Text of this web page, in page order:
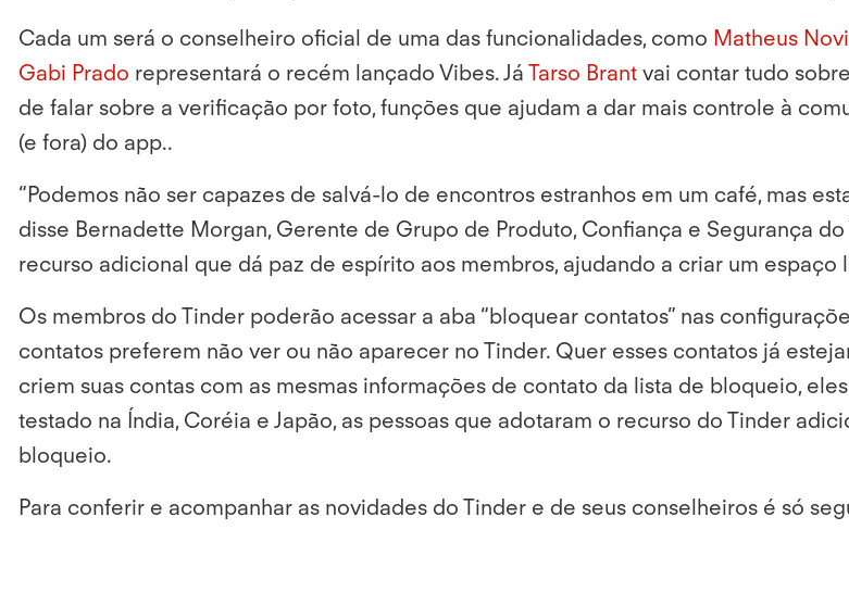
Cada um será o conselheiro oficial de uma das funcionalidades, como Matheus
Gabi Prado representará o recém lançado Vibes. Já Tarso Brant vai contar tudo
de falar sobre a verificação por foto, funções que ajudam a dar mais controle à
(e fora) do app..
“Podemos não ser capazes de salvá-lo de encontros estranhos em um café, mas
disse Bernadette Morgan, Gerente de Grupo de Produto, Confiança e Segurança do
recurso adicional que dá paz de espírito aos membros, ajudando a criar um
Os membros do Tinder poderão acessar a aba “bloquear contatos” nas
contatos preferem não ver ou não aparecer no Tinder. Quer esses contatos já
criem suas contas com as mesmas informações de contato da lista de bloqueio,
testado na Índia, Coréia e Japão, as pessoas que adotaram o recurso do Tinder
bloqueio.
Para conferir e acompanhar as novidades do Tinder e de seus conselheiros é só